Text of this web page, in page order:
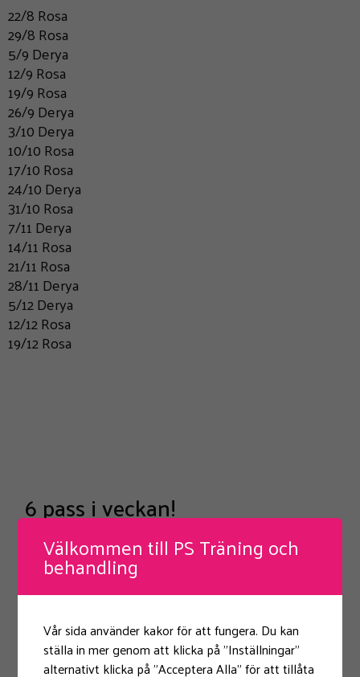
22/8 Rosa
29/8 Rosa
5/9 Derya
12/9 Rosa
19/9 Rosa
26/9 Derya
3/10 Derya
10/10 Rosa
17/10 Rosa
24/10 Derya
31/10 Rosa
7/11 Derya
14/11 Rosa
21/11 Rosa
28/11 Derya
5/12 Derya
12/12 Rosa
19/12 Rosa
6 pass i veckan!
Tisdagar 18:00-18:45
Tisdagar 19:00-19:45
Fredagar 11:45-12:30
ördagar 8:45-9:30, 9:45-10:30
Välkommen till PS Träning och
behandling
Vår sida använder kakor för att fungera. Du kan
ställa in mer genom att klicka på "Inställningar"
alternativt klicka på "Acceptera Alla" för att tillåta